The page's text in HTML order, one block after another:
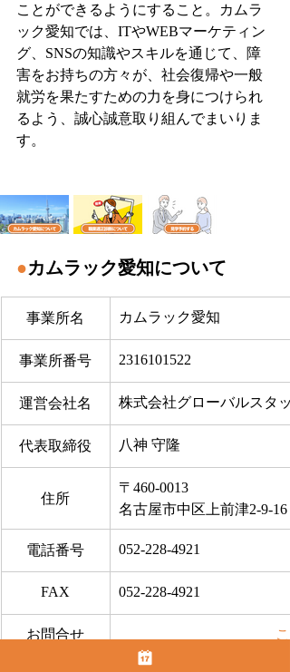
ことができるようにすること。カムラ
ック愛知では、ITやWEBマーケティン
グ、SNSの知識やスキルを通じて、障
害をお持ちの方々が、社会復帰や一般
就労を果たすための力を身につけられ
るよう、誠心誠意取り組んでまいりま
す。
●カムラック愛知について
事業所名 カムラック愛知
事業所番号 2316101522
運営会社名 株式会社グローバルスタ
代表取締役 八神 守隆
住所
〒460-0013
名古屋市中区上前津2-9-16
電話番号 052-228-4921
FAX 052-228-4921
お問合せ